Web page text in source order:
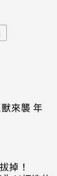
來襲 年
掉！